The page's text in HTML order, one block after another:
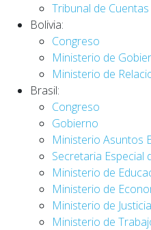
Tribunal de Cuentas
Bolivia:
Congreso
Ministerio de
Ministerio de
Brasil:
Congreso
Gobierno
Ministerio Asuntos
Secretaria Especial
Ministerio de
Ministerio de
Ministerio de Justicia
Ministerio de